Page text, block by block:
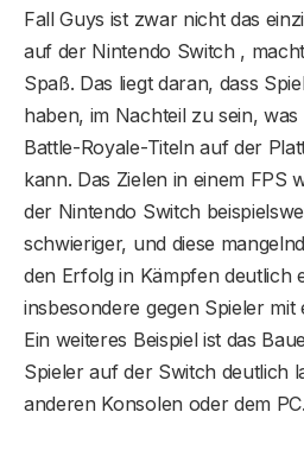
Fall Guys ist zwar nicht das
auf der Nintendo Switch ,
Spaß. Das liegt daran, dass
haben, im Nachteil zu sein,
Battle-Royale-Titeln auf der
kann. Das Zielen in einem FPS
der Nintendo Switch
schwieriger, und diese
den Erfolg in Kämpfen deutlich
insbesondere gegen Spieler
Ein weiteres Beispiel ist das
Spieler auf der Switch deutlich
anderen Konsolen oder dem PC.